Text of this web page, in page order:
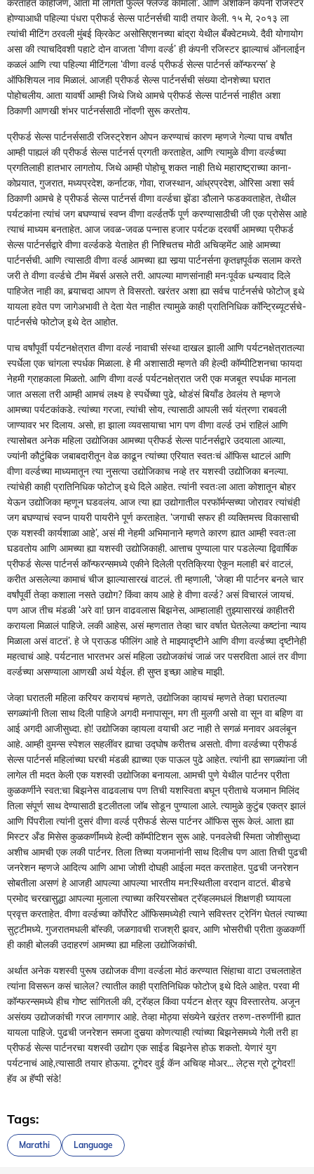
होण्याआधी पहिल्या पंधरा प्रीफर्ड सेल्स पार्टनर्सची यादी तयार केली. १५ मे, २०१३ ला
त्यांची मीटिंग ठरवली मुंबई क्रिकेट असोसिएशनच्या बांद्रा येथील बँक्वेटमध्ये. दैवी योगायोग
असा की त्याचदिवशी पहाटे दोन वाजता ‘वीणा वर्ल्ड’ ही कंपनी रजिस्टर झाल्याचं ऑनलाईन
कळलं आणि त्या पहिल्या मीटिंगला ‘वीणा वर्ल्ड प्रीफर्ड सेल्स पार्टनर्स कॉन्फरन्स’ हे
ऑफिशियल नाव मिळालं. आजही प्रीफर्ड सेल्स पार्टनर्सची संख्या दोनशेच्या घरात
पोहोचलीय. आता यावर्षी आम्ही जिथे जिथे आमचे प्रीफर्ड सेल्स पार्टनर्स नाहीत अशा
ठिकाणी आणखी शंभर पार्टनर्ससाठी नोंदणी सुरू करतोय.
प्रीफर्ड सेल्स पार्टनर्ससाठी रजिस्ट्रेशन ओपन करण्याचं कारण म्हणजे गेल्या पाच वर्षांत
आम्ही पाह्यलं की प्रीफर्ड सेल्स पार्टनर्स प्रगती करताहेत, आणि त्यामुळे वीणा वर्ल्डच्या
प्रगतिलाही हातभार लागतोय. जिथे आम्ही पोहोचू शकत नाही तिथे महाराष्ट्राच्या काना-
कोपर्‍यात, गुजरात, मध्यप्रदेश, कर्नाटक, गोवा, राजस्थान, आंध्रप्रदेश, ओरिसा अशा सर्व
ठिकाणी आमचे हे प्रीफर्ड सेल्स पार्टनर्स वीणा वर्ल्डचा झेंडा डौलाने फडकवताहेत, तेथील
पर्यटकांना त्यांचं जग बघण्याचं स्वप्न वीणा वर्ल्डतर्फे पूर्ण करण्यासाठीची जी एक प्रोसेस आहे
त्याचं माध्यम बनताहेत. आज जवळ-जवळ पन्नास हजार पर्यटक दरवर्षी आमच्या प्रीफर्ड
सेल्स पार्टनर्सद्वारे वीणा वर्ल्डकडे येताहेत ही निश्‍चितच मोठी अचिव्हमेंट आहे आमच्या
पार्टनर्सची. आणि त्यासाठी वीणा वर्ल्ड आमच्या ह्या सार्‍या पार्टनर्सना कृतज्ञपूर्वक सलाम करते
जरी ते वीणा वर्ल्डचे टीम मेंबर्स असले तरी. आपल्या माणसांनाही मनःपूर्वक धन्यवाद दिले
पाहिजेत नाही का, बर्‍याचदा आपण ते विसरतो. खरंतर अशा ह्या सर्वच पार्टनर्सचे फोटोज् इथे
यायला हवेत पण जागेअभावी ते देता येत नाहीत त्यामुळे काही प्रातिनिधिक कॉन्ट्रिब्यूटर्सचे-
पार्टनर्सचे फोटोज् इथे देत आहोत.
पाच वर्षांपूर्वी पर्यटनक्षेत्रात वीणा वर्ल्ड नावाची संस्था दाखल झाली आणि पर्यटनक्षेत्रातल्या
स्पर्धेला एक चांगला स्पर्धक मिळाला. हे मी अशासाठी म्हणते की हेल्दी कॉम्पीटिशनचा फायदा
नेहमी ग्राहकाला मिळतो. आणि वीणा वर्ल्ड पर्यटनक्षेत्रात जरी एक मजबूत स्पर्धक मानला
जात असला तरी आम्ही आमचं लक्ष्य हे स्पर्धेच्या पुढे, थोडंसं बियाँड ठेवलंय ते म्हणजे
आमच्या पर्यटकांकडे. त्यांच्या गरजा, त्यांची सोय, त्यासाठी आपली सर्व यंत्रणा राबवली
जाण्यावर भर दिलाय. असो, हा झाला व्यवसायाचा भाग पण वीणा वर्ल्ड उभं राहिलं आणि
त्यासोबत अनेक महिला उद्योजिका आमच्या प्रीफर्ड सेल्स पार्टनर्सद्वारे उदयाला आल्या,
ज्यांनी कौटुंबिक जबाबदारीतून वेळ काढून त्यांच्या एरियात स्वतःचं ऑफिस थाटलं आणि
वीणा वर्ल्डच्या माध्यमातून त्या नुसत्या उद्योजिकाच नव्हे तर यशस्वी उद्योजिका बनल्या.
त्यांचेही काही प्रातिनिधिक फोटोज् इथे दिले आहेत. त्यांनी स्वतःला आता कोशातून बोहर
येऊन उद्योजिका म्हणून घडवलंय. आज त्या ह्या उद्योगातील परफॉर्मन्सच्या जोरावर त्यांचंही
जग बघण्याचं स्वप्न पायरी पायरीने पूर्ण करताहेत. ‘जगाची सफर ही व्यक्तिमत्त्व विकासाची
एक यशस्वी कार्यशाळा आहे’, असं मी नेहमी अभिमानाने म्हणते कारण ह्यात आम्ही स्वतःला
घडवतोय आणि आमच्या ह्या यशस्वी उद्योजिकाही. आत्ताच पुण्याला पार पडलेल्या द्विवार्षिक
प्रीफर्ड सेल्स पार्टनर्स कॉन्फरन्समध्ये एकीने दिलेली प्रतिक्रिया ऐकून मलाही बरं वाटलं,
करीत असलेल्या कामाचं चीज झाल्यासारखं वाटलं. ती म्हणाली, ‘जेव्हा मी पार्टनर बनले चार
वर्षांपूर्वी तेव्हा कशाला नसते उद्योग? किंवा काय आहे हे वीणा वर्ल्ड? असं विचारलं जायचं.
पण आज तीच मंडळी ‘अरे वा! छान वाढवलास बिझनेस, आम्हालाही तुझ्यासारखं काहीतरी
करायला मिळालं पाहिजे. लकी आहेस, असं म्हणतात तेव्हा चार वर्षात घेतलेल्या कष्टांना न्याय
मिळाला असं वाटतं’. हे जे प्राऊड फीलिंग आहे ते माझ्यादृष्टीने आणि वीणा वर्ल्डच्या दृष्टीनेही
महत्वाचं आहे. पर्यटनात भारतभर असं महिला उद्योजकांचं जाळं जर पसरविता आलं तर वीणा
वर्ल्डच्या असण्याला आणखी अर्थ येईल. ही सुप्त इच्छा आहेच माझी.
जेव्हा घरातली महिला करियर करायचं म्हणते, उद्योजिका व्हायचं म्हणते तेव्हा घरातल्या
सगळ्यांनी तिला साथ दिली पाहिजे अगदी मनापासून, मग ती मुलगी असो वा सून वा बहिण वा
आई अगदी आजीसुध्दा. हो! उद्योजिका व्हायला वयाची अट नाही ते सगळं मनावर अवलंबून
आहे. आम्ही वुमन्स स्पेशल सहलींवर ह्याचा उद्घोष करीतच असतो. वीणा वर्ल्डच्या प्रीफर्ड
सेल्स पार्टनर्स महिलांच्या घरची मंडळी ह्याच्या एक पाऊल पुढे आहेत. त्यांनी ह्या सगळ्यांना जी
लागेल ती मदत केली एक यशस्वी उद्योजिका बनायला. आमची पुणे येथील पार्टनर प्रीता
कुळकर्णीने स्वत:चा बिझनेस वाढवलाच पण तिची यशस्विता बघून प्रीताचे यजमान मिलिंद
तिला संपूर्ण साथ देण्यासाठी इटलीतला जॉब सोडून पुण्याला आले. त्यामुळे कुटुंब एकत्र झालं
आणि पिंपरीला त्यांनी दुसरं वीणा वर्ल्ड प्रीफर्ड सेल्स पार्टनर ऑफिस सुरू केलं. आता ह्या
मिस्टर अँड मिसेस कुळकर्णींमध्ये हेल्दी कॉम्पीटिशन सुरू आहे. पनवलेची स्मिता जोशीसुध्दा
अशीच आमची एक लकी पार्टनर. तिला तिच्या यजमानांनी साथ दिलीच पण आता तिची पुढची
जनरेशन म्हणजे आदित्य आणि आभा जोशी दोघही आईला मदत करताहेत. पुढची जनरेशन
सोबतीला असणं हे आजही आपल्या आपल्या भारतीय मन:स्थितीला वरदान वाटतं. बीडचे
प्रमोद चरखासुद्धा आपल्या मुलाला त्याच्या करियरसोबत ट्रॅव्हलमधलं शिक्षणही घ्यायला
प्रवृत्त करताहेत. वीणा वर्ल्डच्या कॉर्पोरेट ऑफिसमध्येही त्याने सविस्तर ट्रेनिंग घेतलं त्याच्या
सुट्टीमध्ये. गुजरातमधली बॉस्की, जळगावची राजश्री झवर, आणि भोसरीची प्रीता कुळकर्णी
ही काही बोलकी उदाहरणं आमच्या ह्या महिला उद्योजिकांची.
अर्थात अनेक यशस्वी पुरूष उद्योजक वीणा वर्ल्डला मोठं करण्यात सिंहाचा वाटा उचलताहेत
त्यांना विसरून कसं चालेल? त्यातील काही प्रातिनिधिक फोटोज् इथे दिले आहेत. परवा मी
कॉन्फरन्समध्ये हीच गोष्ट सांगितली की, ट्रॅव्हल किंवा पर्यटन क्षेत्र खूप विस्तारतेय. अजून
असंख्य उद्योजकांची गरज लागणार आहे. तेव्हा मोठ्या संख्येने खऱंतर तरुण-तरुणींनी ह्यात
यायला पाहिजे. पुढची जनरेशन समजा दुसर्‍या कोणत्याही त्यांच्या बिझनेसमध्ये गेली तरी हा
प्रीफर्ड सेल्स पार्टनरचा यशस्वी उद्योग एक साईड बिझनेस होऊ शकतो. येणारं युग
पर्यटनाचं आहे,त्यासाठी तयार होऊया. टूगेदर वुई कॅन अचिव्ह मोअर... लेट्स ग्रो टूगेदर!!
हॅव अ हॅप्पी संडे!
Tags:
Marathi Language